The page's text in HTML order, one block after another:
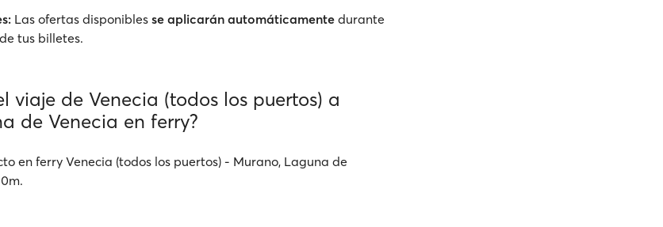
Las ofertas disponibles se aplicarán automáticamente durante
tus billetes.
viaje de Venecia (todos los puertos) a
de Venecia en ferry?
en ferry Venecia (todos los puertos) - Murano, Laguna de